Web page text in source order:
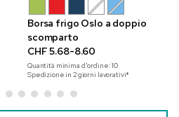
Borsa frigo Oslo a doppio
scomparto
CHF 5.68-8.60
Quantità minima d'ordine:10
Spedizione in 2 giorni lavorativi*